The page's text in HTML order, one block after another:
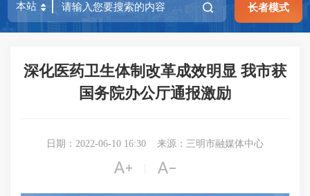
长者模式
深化医药卫生体制改革成效明显 我市获
国务院办公厅通报激励
日期：2022-06-10 16:30 来源：三明市融媒体中心
 